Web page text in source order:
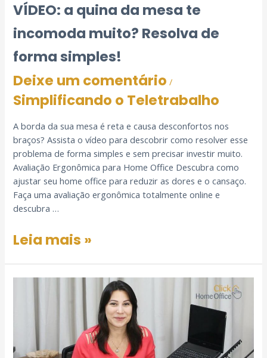
VÍDEO: a quina da mesa te
incomoda muito? Resolva de
forma simples!
Deixe um comentário /
Simplificando o Teletrabalho
A borda da sua mesa é reta e causa desconfortos nos
braços? Assista o vídeo para descobrir como resolver esse
problema de forma simples e sem precisar investir muito.
Avaliação Ergonômica para Home Office Descubra como
ajustar seu home office para reduzir as dores e o cansaço.
Faça uma avaliação ergonômica totalmente online e
descubra …
Leia mais »